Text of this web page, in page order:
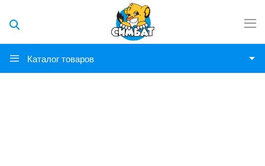
Каталог товаров